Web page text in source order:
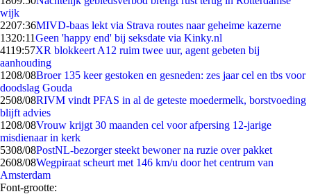
wijk
2207:36MIVD-baas lekt via Strava routes naar geheime kazerne
1320:11Geen 'happy end' bij seksdate via Kinky.nl
4119:57XR blokkeert A12 ruim twee uur, agent gebeten bij
aanhouding
1208/08Broer 135 keer gestoken en gesneden: zes jaar cel en tbs voor
doodslag Gouda
2508/08RIVM vindt PFAS in al de geteste moedermelk, borstvoeding
blijft advies
1208/08Vrouw krijgt 30 maanden cel voor afpersing 12-jarige
misdienaar in kerk
5308/08PostNL-bezorger steekt bewoner na ruzie over pakket
2608/08Wegpiraat scheurt met 146 km/u door het centrum van
Amsterdam
Font-grootte: